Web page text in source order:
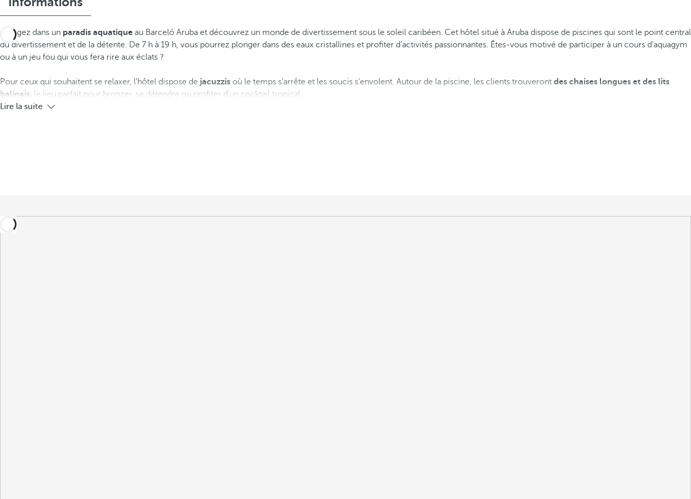
Plongez dans un paradis aquatique au Barceló Aruba et découvrez un monde de divertissement sous le soleil caribéen. Cet hôtel situé à Aruba dispose de piscines qui sont le point central
du divertissement et de la détente. De 7 h à 19 h, vous pourrez plonger dans des eaux cristallines et profiter d’activités passionnantes. Êtes-vous motivé de participer à un cours d’aquagym
ou à un jeu fou qui vous fera rire aux éclats ?
Pour ceux qui souhaitent se relaxer, l'hôtel dispose de jacuzzis où le temps s'arrête et les soucis s'envolent. Autour de la piscine, les clients trouveront des chaises longues et des lits
balinais, le lieu parfait pour bronzer, se détendre ou profiter d'un cocktail tropical.
Lire la suite